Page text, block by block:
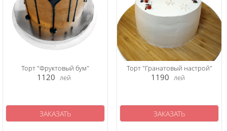
Торт "Фруктовый бум"
1120 лей
ЗАКАЗАТЬ
Торт "Гранатовый настрой"
1190 лей
ЗАКАЗАТЬ